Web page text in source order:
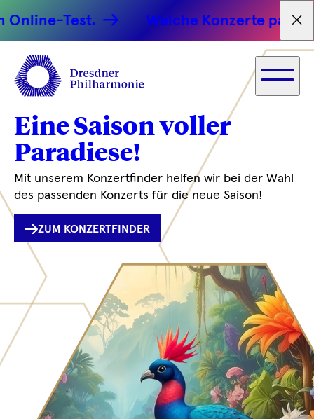
Welche Konzerte passen zu dir?
Eine Saison voller
Paradiese!
Mit unserem Konzertfinder helfen wir bei der Wahl
des passenden Konzerts für die neue Saison!
ZUM KONZERTFINDER